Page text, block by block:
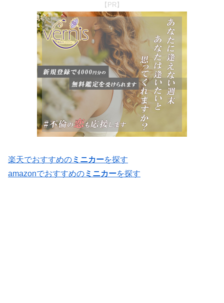
【PR】
楽天でおすすめのミニカーを探す
amazonでおすすめのミニカーを探す